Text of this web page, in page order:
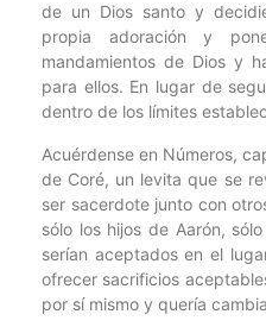
de un Dios santo y
propia adoración y
mandamientos de Dios y
para ellos. En lugar de
dentro de los límites
Acuérdense en Números,
de Coré, un levita que se
ser sacerdote junto con
sólo los hijos de Aarón,
serían aceptados en el
ofrecer sacrificios
por sí mismo y quería